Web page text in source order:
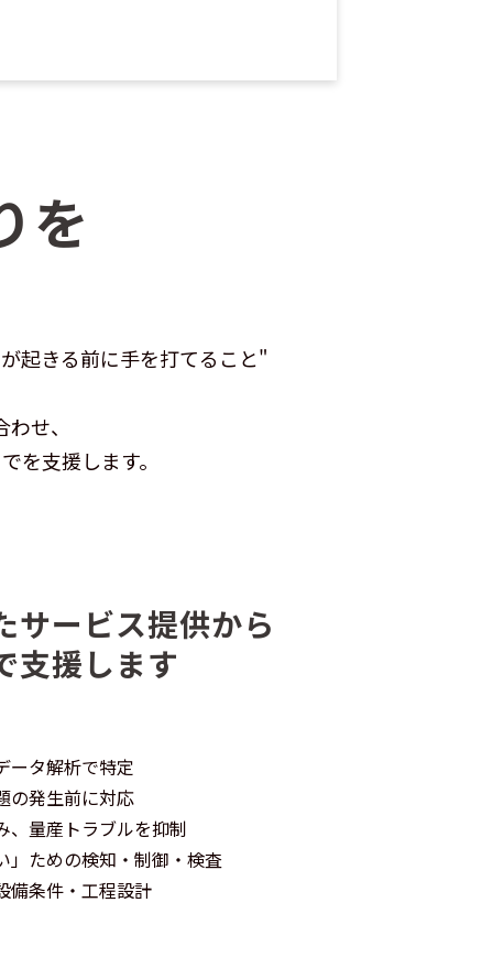
を
起きる前に手を打てること"
せ、
を支援します。
サービス提供から
支援します
ータ解析で特定
の発生前に対応
、量産トラブルを抑制
」ための検知・制御・検査
備条件・工程設計